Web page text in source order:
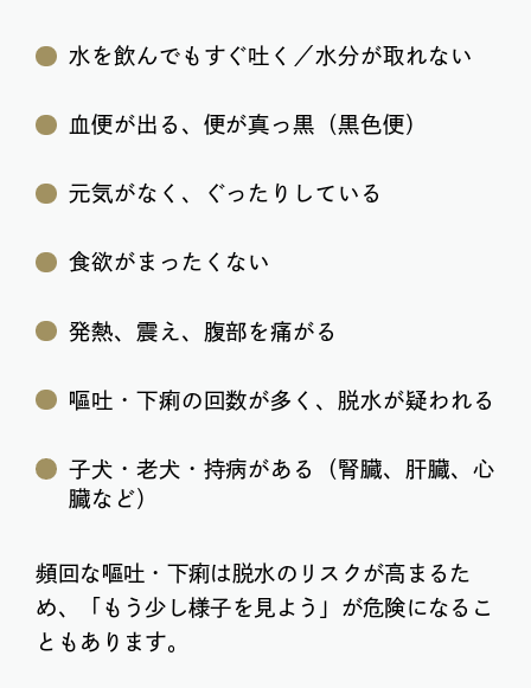
水を飲んでもすぐ吐く／水分が取れない
血便が出る、便が真っ黒（黒色便）
元気がなく、ぐったりしている
食欲がまったくない
発熱、震え、腹部を痛がる
嘔吐・下痢の回数が多く、脱水が疑われる
子犬・老犬・持病がある（腎臓、肝臓、心
臓など）
頻回な嘔吐・下痢は脱水のリスクが高まるた
め、「もう少し様子を見よう」が危険になるこ
ともあります。